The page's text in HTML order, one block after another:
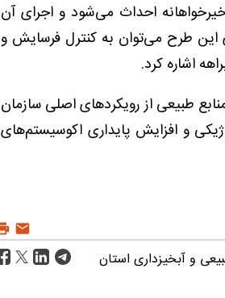
احداث می‌شود و اجرای آن
طرح می‌توان به کنترل فرسایش و
اشاره کرد.
طبیعی از رویکردهای اصلی سازمان
و افزایش پایداری اکوسیستم‌های
و آبخیزداری استان